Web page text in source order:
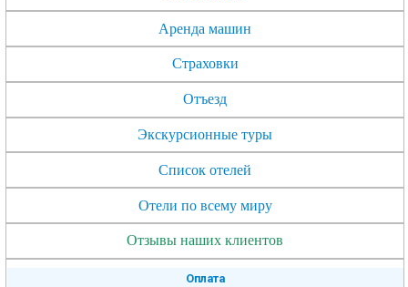
Аренда машин
Страховки
Отъезд
Экскурсионные туры
Список отелей
Отели по всему миру
Отзывы наших клиентов
Оплата